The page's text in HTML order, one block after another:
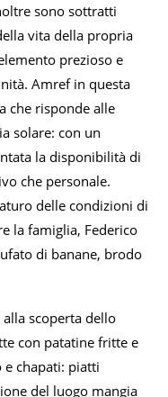
sono sottratti
vita della propria
prezioso e
Amref in questa
che risponde alle
solare: con un
la disponibilità di
che personale.
delle condizioni di
la famiglia, Federico
di banane, brodo
scoperta dello
con patatine fritte e
e chapati: piatti
del luogo mangia